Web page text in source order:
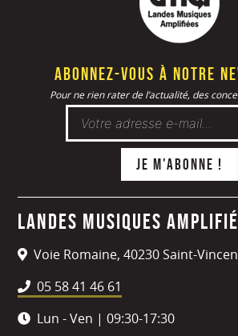
Abonnez-vous à notre
Pour ne rien rater de l’actualité, des
Landes Musiques
Voie Romaine, 40230 Saint-
05 58 41 46 61
Lun - Ven | 09:30-17:30